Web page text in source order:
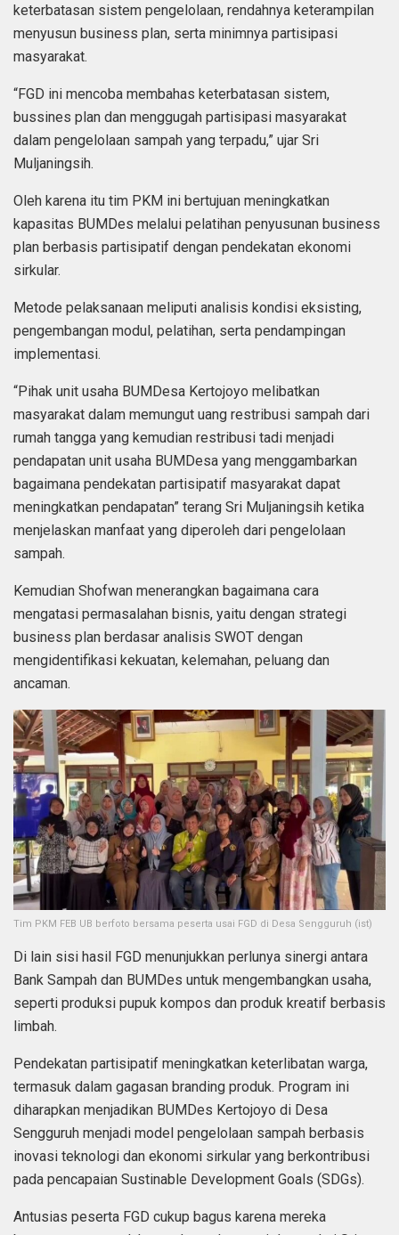
keterbatasan sistem pengelolaan, rendahnya keterampilan
menyusun business plan, serta minimnya partisipasi
masyarakat.
“FGD ini mencoba membahas keterbatasan sistem,
bussines plan dan menggugah partisipasi masyarakat
dalam pengelolaan sampah yang terpadu,” ujar Sri
Muljaningsih.
Oleh karena itu tim PKM ini bertujuan meningkatkan
kapasitas BUMDes melalui pelatihan penyusunan business
plan berbasis partisipatif dengan pendekatan ekonomi
sirkular.
Metode pelaksanaan meliputi analisis kondisi eksisting,
pengembangan modul, pelatihan, serta pendampingan
implementasi.
“Pihak unit usaha BUMDesa Kertojoyo melibatkan
masyarakat dalam memungut uang restribusi sampah dari
rumah tangga yang kemudian restribusi tadi menjadi
pendapatan unit usaha BUMDesa yang menggambarkan
bagaimana pendekatan partisipatif masyarakat dapat
meningkatkan pendapatan” terang Sri Muljaningsih ketika
menjelaskan manfaat yang diperoleh dari pengelolaan
sampah.
Kemudian Shofwan menerangkan bagaimana cara
mengatasi permasalahan bisnis, yaitu dengan strategi
business plan berdasar analisis SWOT dengan
mengidentifikasi kekuatan, kelemahan, peluang dan
ancaman.
Tim PKM FEB UB berfoto bersama peserta usai FGD di Desa Sengguruh (ist)
Di lain sisi hasil FGD menunjukkan perlunya sinergi antara
Bank Sampah dan BUMDes untuk mengembangkan usaha,
seperti produksi pupuk kompos dan produk kreatif berbasis
limbah.
Pendekatan partisipatif meningkatkan keterlibatan warga,
termasuk dalam gagasan branding produk. Program ini
diharapkan menjadikan BUMDes Kertojoyo di Desa
Sengguruh menjadi model pengelolaan sampah berbasis
inovasi teknologi dan ekonomi sirkular yang berkontribusi
pada pencapaian Sustinable Development Goals (SDGs).
Antusias peserta FGD cukup bagus karena mereka